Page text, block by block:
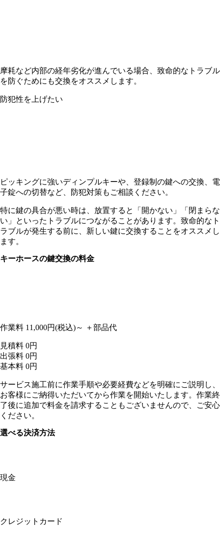
摩耗など内部の経年劣化が進んでいる場合、致命的なトラブル
を防ぐためにも交換をオススメします。
防犯性を上げたい
ピッキングに強いディンプルキーや、登録制の鍵への交換、電
子錠への切替など、防犯対策もご相談ください。
特に鍵の具合が悪い時は、放置すると「開かない」「閉まらな
い」といったトラブルにつながることがあります。致命的なト
ラブルが発生する前に、新しい鍵に交換することをオススメし
ます。
キーホースの鍵交換の料金
作業料 11,000円(税込)～ ＋部品代
見積料 0円
出張料 0円
基本料 0円
サービス施工前に作業手順や必要経費などを明確にご説明し、
お客様にご納得いただいてから作業を開始いたします。作業終
了後に追加で料金を請求することもございませんので、ご安心
ください。
選べる決済方法
現金
クレジットカード